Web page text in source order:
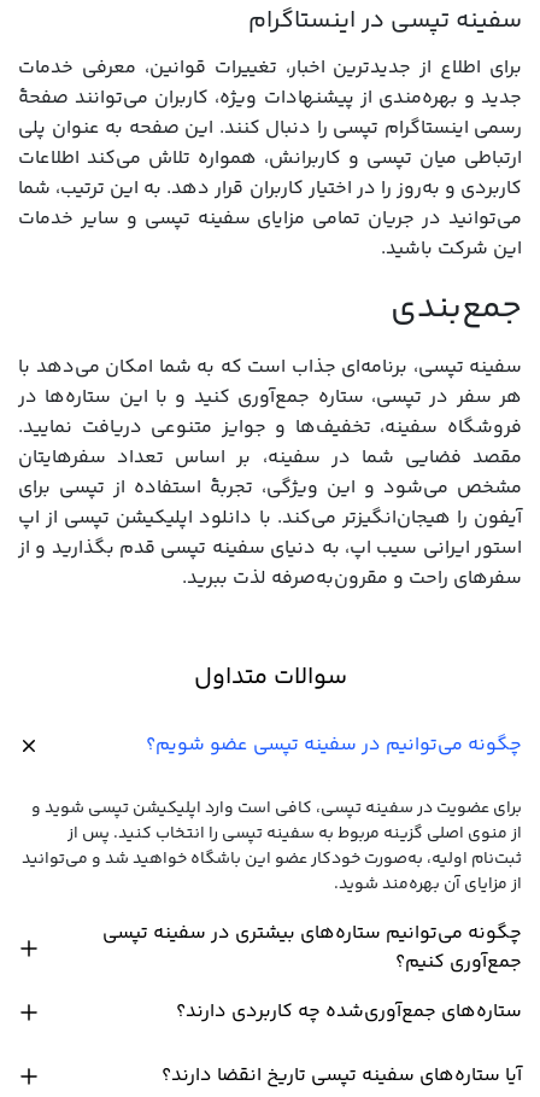
سفینه تپسی در اینستاگرام
برای اطلاع از جدیدترین اخبار، تغییرات قوانین، معرفی خدمات
جدید و بهره‌مندی از پیشنهادات ویژه، کاربران می‌توانند صفحۀ
رسمی اینستاگرام تپسی را دنبال کنند. این صفحه به عنوان پلی
ارتباطی میان تپسی و کاربرانش، همواره تلاش می‌کند اطلاعات
کاربردی و به‌روز را در اختیار کاربران قرار دهد. به این ترتیب، شما
می‌توانید در جریان تمامی مزایای سفینه تپسی و سایر خدمات
این شرکت باشید.
جمع‌بندی
سفینه تپسی، برنامه‌ای جذاب است که به شما امکان می‌دهد با
هر سفر در تپسی، ستاره جمع‌آوری کنید و با این ستاره‌ها در
فروشگاه سفینه، تخفیف‌ها و جوایز متنوعی دریافت نمایید.
مقصد فضایی شما در سفینه، بر اساس تعداد سفرهایتان
مشخص می‌شود و این ویژگی، تجربۀ استفاده از تپسی برای
آیفون را هیجان‌انگیزتر می‌کند. با دانلود اپلیکیشن تپسی از اپ
استور ایرانی سیب اپ، به دنیای سفینه تپسی قدم بگذارید و از
سفرهای راحت و مقرون‌به‌صرفه لذت ببرید.
سوالات متداول
چگونه می‌توانیم در سفینه تپسی عضو شویم؟
برای عضویت در سفینه تپسی، کافی است وارد اپلیکیشن تپسی شوید و
از منوی اصلی گزینه مربوط به سفینه تپسی را انتخاب کنید. پس از
ثبت‌نام اولیه، به‌صورت خودکار عضو این باشگاه خواهید شد و می‌توانید
از مزایای آن بهره‌مند شوید.
چگونه می‌توانیم ستاره‌های بیشتری در سفینه تپسی
جمع‌آوری کنیم؟
ستاره‌های جمع‌آوری‌شده چه کاربردی دارند؟
آیا ستاره‌های سفینه تپسی تاریخ انقضا دارند؟